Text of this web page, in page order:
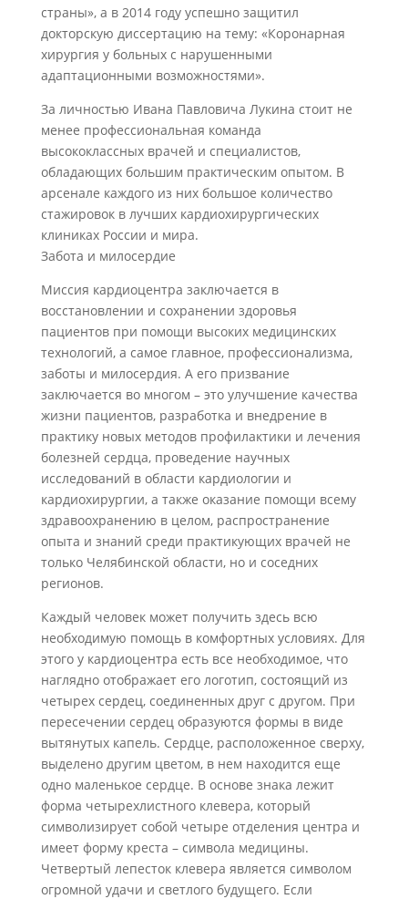
страны», а в 2014 году успешно защитил
докторскую диссертацию на тему: «Коронарная
хирургия у больных с нарушенными
адаптационными возможностями».
За личностью Ивана Павловича Лукина стоит не
менее профессиональная команда
высококлассных врачей и специалистов,
обладающих большим практическим опытом. В
арсенале каждого из них большое количество
стажировок в лучших кардиохирургических
клиниках России и мира.
Забота и милосердие
Миссия кардиоцентра заключается в
восстановлении и сохранении здоровья
пациентов при помощи высоких медицинских
технологий, а самое главное, профессионализма,
заботы и милосердия. А его призвание
заключается во многом – это улучшение качества
жизни пациентов, разработка и внедрение в
практику новых методов профилактики и лечения
болезней сердца, проведение научных
исследований в области кардиологии и
кардиохирургии, а также оказание помощи всему
здравоохранению в целом, распространение
опыта и знаний среди практикующих врачей не
только Челябинской области, но и соседних
регионов.
Каждый человек может получить здесь всю
необходимую помощь в комфортных условиях. Для
этого у кардиоцентра есть все необходимое, что
наглядно отображает его логотип, состоящий из
четырех сердец, соединенных друг с другом. При
пересечении сердец образуются формы в виде
вытянутых капель. Сердце, расположенное сверху,
выделено другим цветом, в нем находится еще
одно маленькое сердце. В основе знака лежит
форма четырехлистного клевера, который
символизирует собой четыре отделения центра и
имеет форму креста – символа медицины.
Четвертый лепесток клевера является символом
огромной удачи и светлого будущего. Если